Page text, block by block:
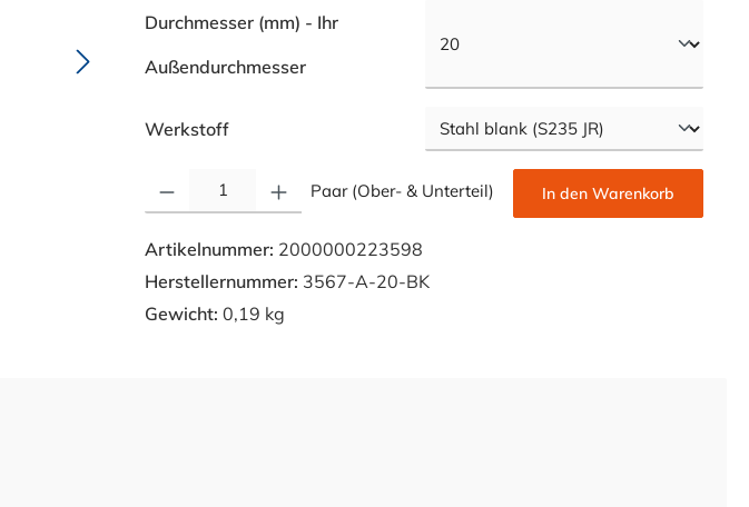
Durchmesser (mm) - Ihr
Außendurchmesserauswählen
Werkstoffauswählen
Paar (Ober- & Unterteil) In den Warenkorb
Artikelnummer: 2000000223598
Herstellernummer: 3567-A-20-BK
Gewicht: 0,19 kg